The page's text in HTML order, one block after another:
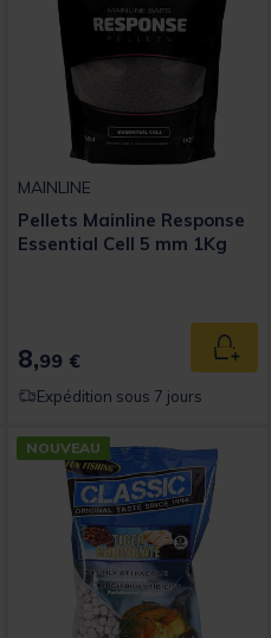
Rating
au panier
MAINLINE
Pellets Mainline Response
Essential Cell 5 mm 1Kg
8,99 €
Expédition sous 7 jours
NOUVEAU